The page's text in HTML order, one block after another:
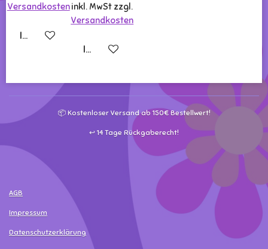
Versandkosten
In den Warenkorb
inkl. MwSt zzgl.
Versandkosten
In den Warenkorb
📦 Kostenloser Versand ab 150€ Bestellwert!
↩️ 14 Tage Rückgaberecht!
AGB
Impressum
Datenschutzerklärung